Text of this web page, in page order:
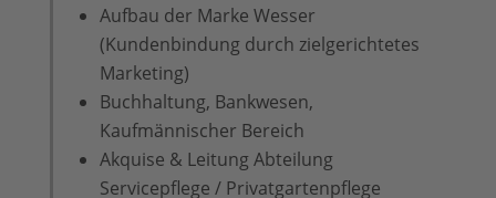
Aufbau der Marke Wesser
(Kundenbindung durch zielgerichtetes
Marketing)
Buchhaltung, Bankwesen,
Kaufmännischer Bereich
Akquise & Leitung Abteilung
Servicepflege / Privatgartenpflege